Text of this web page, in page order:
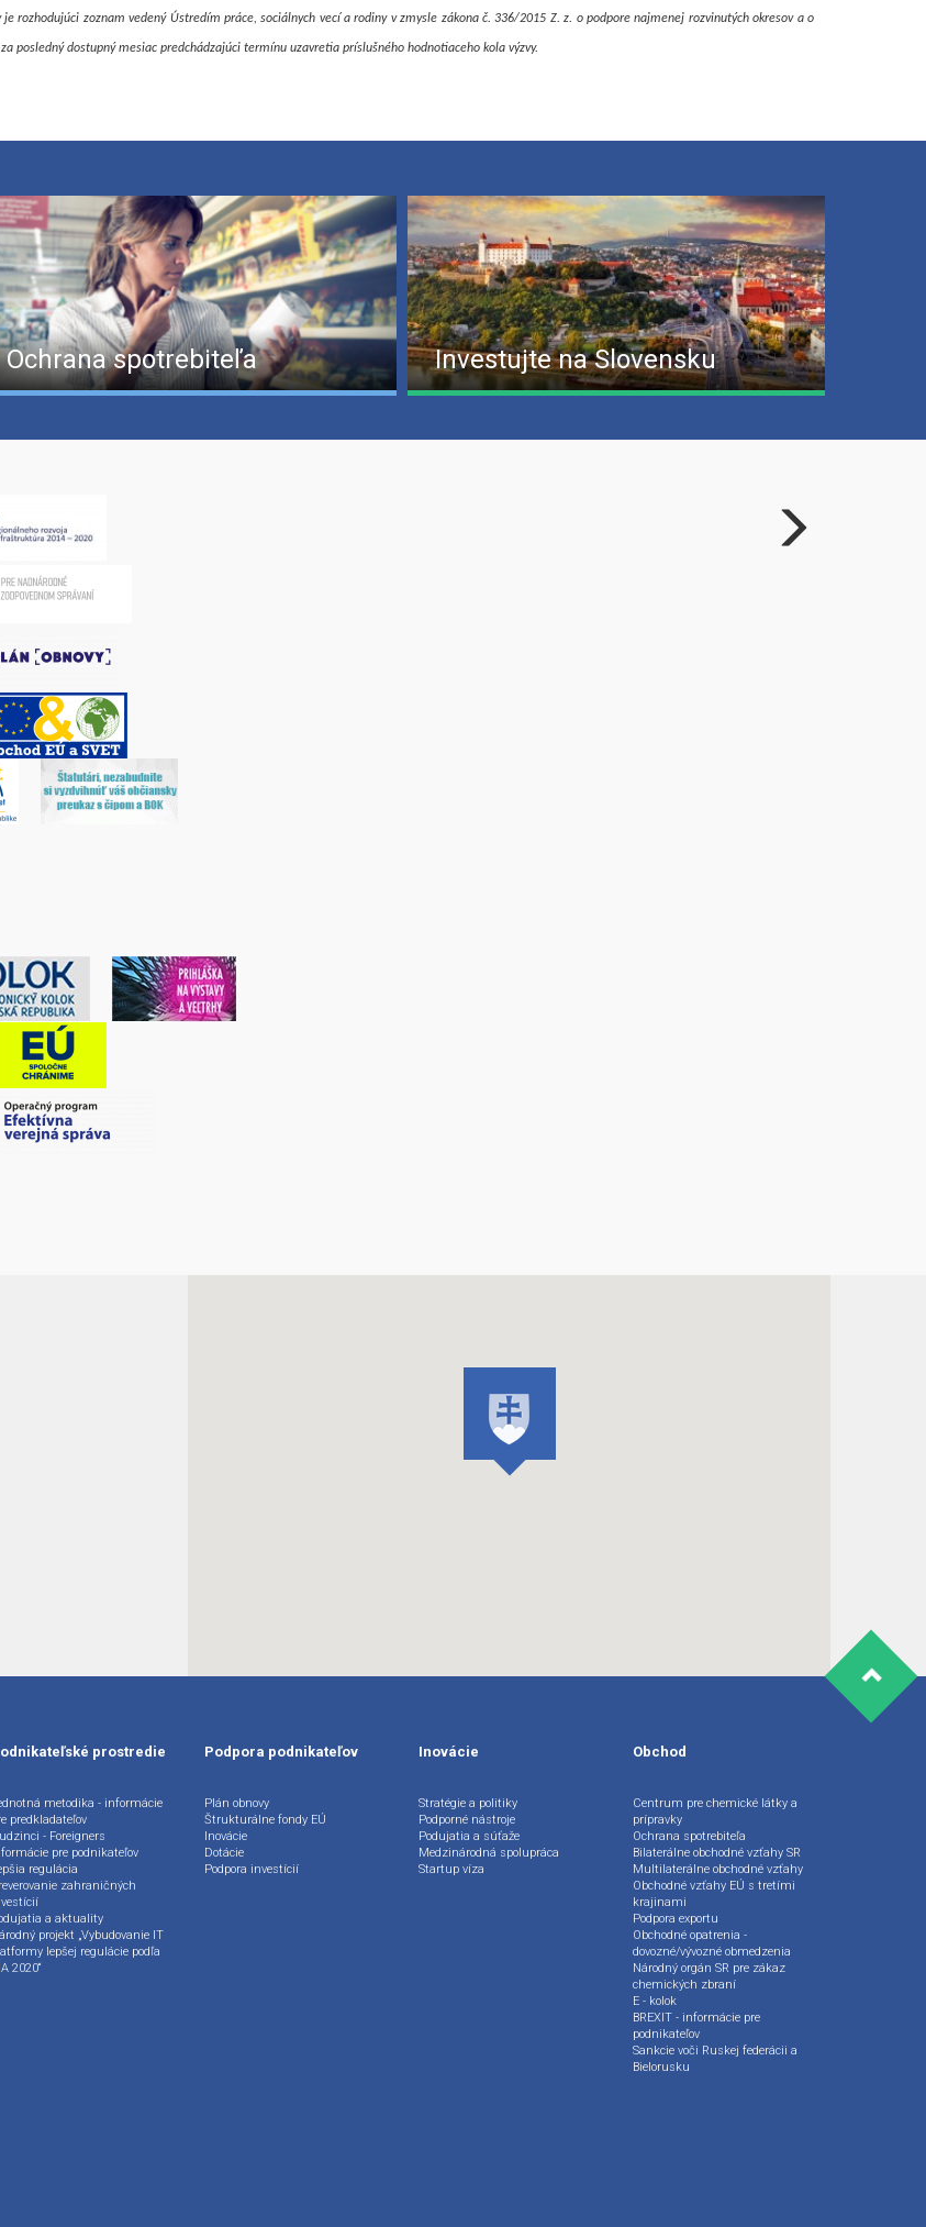
rozhodujúci zoznam vedený Ústredím práce, sociálnych vecí a rodiny v zmysle zákona č. 336/2015 Z. z. o podpore najmenej rozvinutých okresov a o
posledný dostupný mesiac predchádzajúci termínu uzavretia príslušného hodnotiaceho kola výzvy.
Ochrana spotrebiteľa Investujte na Slovensku
prostredie
metodika - informácie
predkladateľov
- Foreigners
pre podnikateľov
regulácia
zahraničných
a aktuality
projekt „Vybudovanie IT
lepšej regulácie podľa
2020“
Podpora podnikateľov
Plán obnovy
Štrukturálne fondy EÚ
Inovácie
Dotácie
Podpora investícií
Inovácie
Stratégie a politiky
Podporné nástroje
Podujatia a súťaže
Medzinárodná spolupráca
Startup víza
Obchod
Centrum pre chemické látky a
prípravky
Ochrana spotrebiteľa
Bilaterálne obchodné vzťahy SR
Multilaterálne obchodné vzťahy
Obchodné vzťahy EÚ s tretími
krajinami
Podpora exportu
Obchodné opatrenia -
dovozné/vývozné obmedzenia
Národný orgán SR pre zákaz
chemických zbraní
E - kolok
BREXIT - informácie pre
podnikateľov
Sankcie voči Ruskej federácii a
Bielorusku